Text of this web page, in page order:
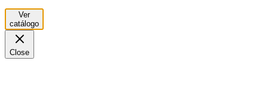
Ver
catálogo
Close